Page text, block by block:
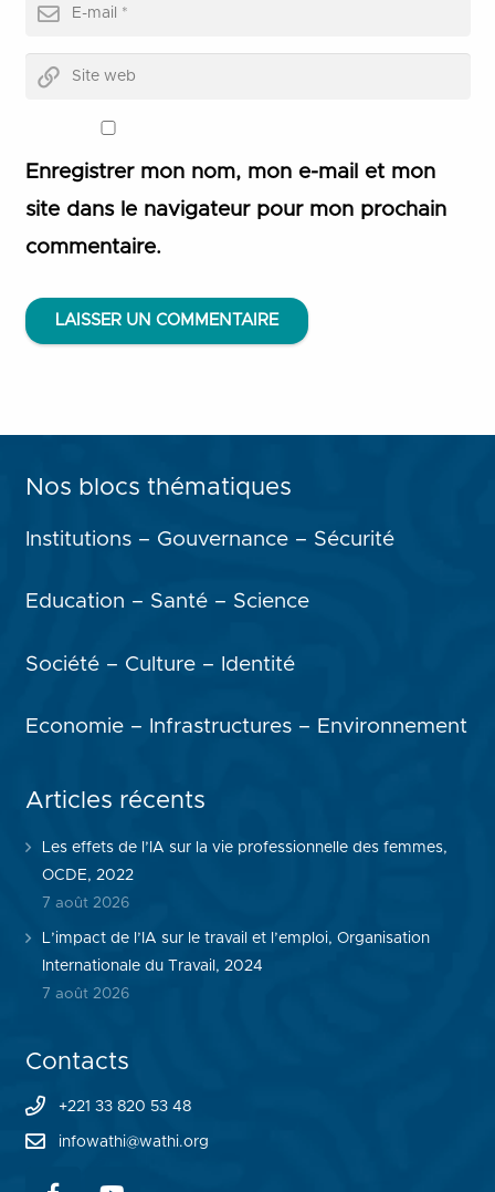
Enregistrer mon nom, mon e-mail et mon
site dans le navigateur pour mon prochain
commentaire.
LAISSER UN COMMENTAIRE
Nos blocs thématiques
Institutions – Gouvernance – Sécurité
Education – Santé – Science
Société – Culture – Identité
Economie – Infrastructures – Environnement
Articles récents
Les effets de l’IA sur la vie professionnelle des femmes,
OCDE, 2022
7 août 2026
L’impact de l’IA sur le travail et l’emploi, Organisation
Internationale du Travail, 2024
7 août 2026
Contacts
+221 33 820 53 48
infowathi@wathi.org